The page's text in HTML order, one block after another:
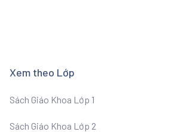
Xem theo Lớp
Sách Giáo Khoa Lớp 1
Sách Giáo Khoa Lớp 2